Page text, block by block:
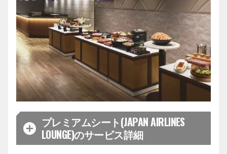
ください。
受付＆クローク
2FのCLUB SUITE/CLUB LOUNGE受付にてリストバ
ンドをお受け取りください。
お部屋へのお持ち込みが難しい大きなお手荷物は、
こちらの受付にてお預かりが可能です。
レストルーム
CLUBエリアご利用者さま専用のレストルームがござ
います。
リンク各種
フリードリンク以外にもカクテルやワインなどもご
用意しております。
※内容は予告なく変更となる場合がございます。
お食事
CLUB LOUNGEシートにはおつまみなどの軽食1品を
お選びいただけるフードチケットが含まれておりま
す。
フードチケット対象のメニューはこちらからご確認
ください。
※内容は予告なく変更となる場合がございます。
プレミアムシート(JAPAN AIRLINES
LOUNGE)のサービス詳細